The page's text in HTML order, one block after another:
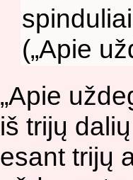
(„Apie
„Apie
iš trijų
esant trijų